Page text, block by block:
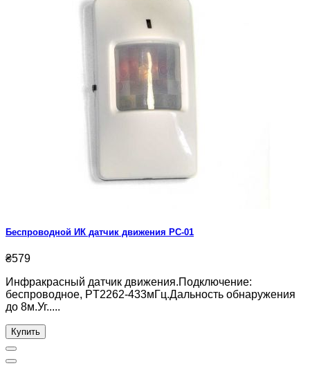
Беспроводной ИК датчик движения PC-01
₴579
Инфракрасный датчик движения.Подключение:
беспроводное, PT2262-433мГц.Дальность обнаружения
до 8м.Уг.....
Купить